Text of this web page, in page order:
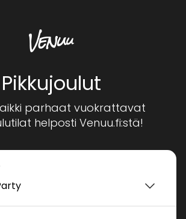
Pikkujoulut
parhaat vuokrattavat
helposti Venuu.fi:stä!